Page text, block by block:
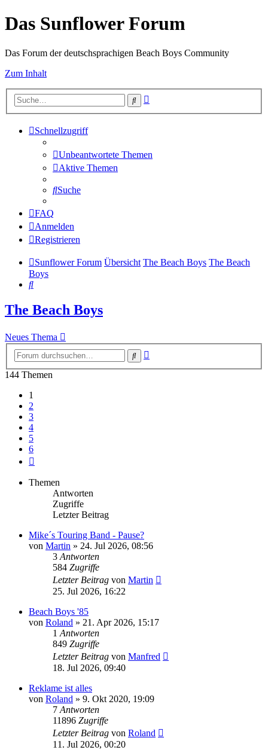
Das Sunflower Forum
Das Forum der deutschsprachigen Beach Boys Community
Zum Inhalt
Suche
Schnellzugriff
Unbeantwortete Themen
Aktive Themen
Suche
FAQ
Anmelden
Registrieren
Sunflower Forum Übersicht The Beach Boys The Beach
Boys
Suche
The Beach Boys
Neues Thema
Suche
144 Themen
1
2
3
4
5
6
Themen
Antworten
Zugriffe
Letzter Beitrag
Mike´s Touring Band - Pause?
von Martin » 24. Jul 2026, 08:56
3 Antworten
584 Zugriffe
Letzter Beitrag von Martin
25. Jul 2026, 16:22
Beach Boys '85
von Roland » 21. Apr 2026, 15:17
1 Antworten
849 Zugriffe
Letzter Beitrag von Manfred
18. Jul 2026, 09:40
Reklame ist alles
von Roland » 9. Okt 2020, 19:09
7 Antworten
11896 Zugriffe
Letzter Beitrag von Roland
11. Jul 2026, 00:20